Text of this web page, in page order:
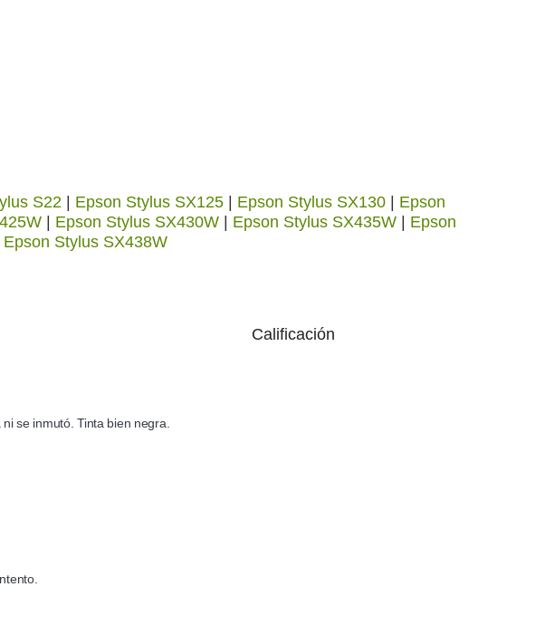
S22 Epson Stylus SX125 Epson Stylus SX130
Epson
Epson Stylus SX430W Epson Stylus SX435W
Epson
Epson Stylus SX438W
Calificación
se inmutó. Tinta bien negra.